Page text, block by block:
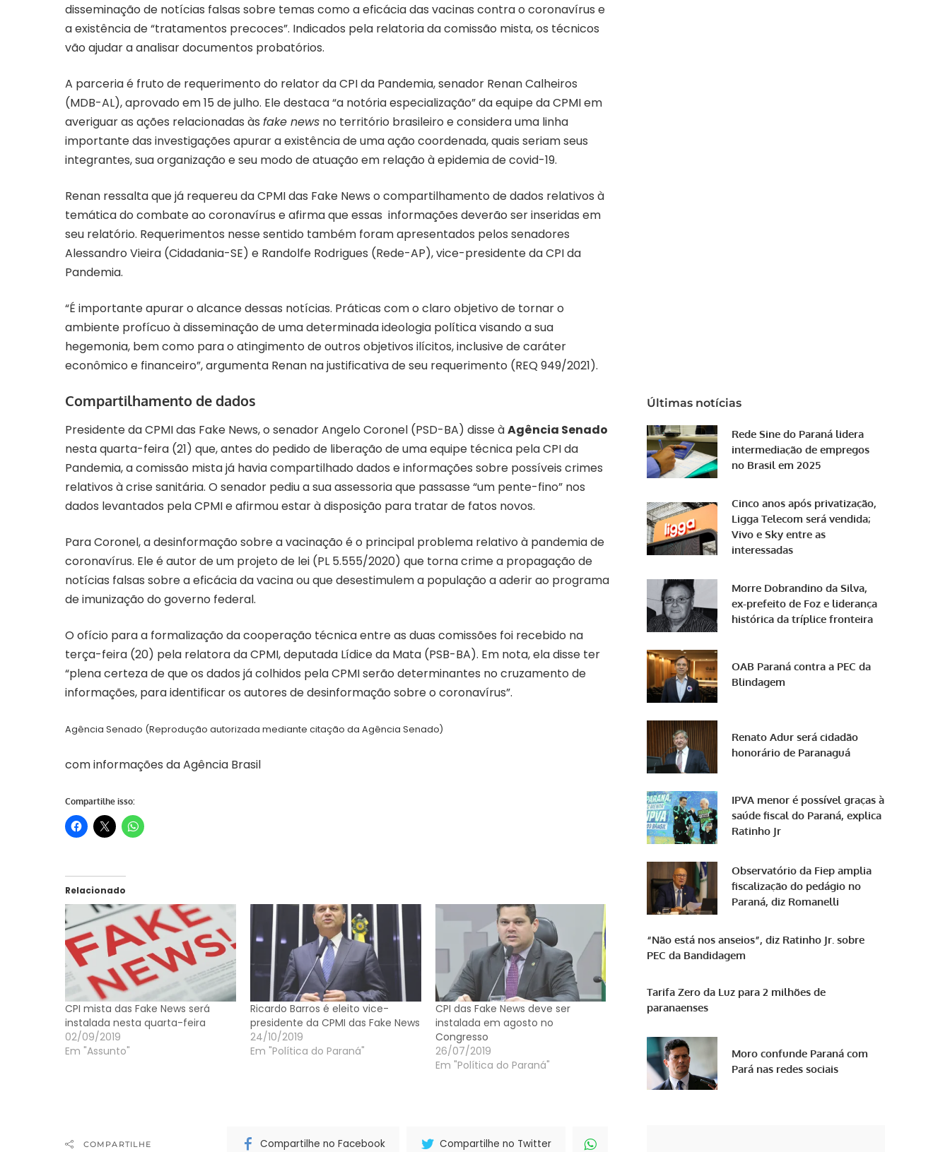
disseminação de notícias falsas sobre temas como a eficácia das vacinas contra o coronavírus e
a existência de “tratamentos precoces”. Indicados pela relatoria da comissão mista, os técnicos
vão ajudar a analisar documentos probatórios.
A parceria é fruto de requerimento do relator da CPI da Pandemia, senador Renan Calheiros
(MDB-AL), aprovado em 15 de julho. Ele destaca “a notória especialização” da equipe da CPMI em
averiguar as ações relacionadas às fake news no território brasileiro e considera uma linha
importante das investigações apurar a existência de uma ação coordenada, quais seriam seus
integrantes, sua organização e seu modo de atuação em relação à epidemia de covid-19.
Renan ressalta que já requereu da CPMI das Fake News o compartilhamento de dados relativos à
temática do combate ao coronavírus e afirma que essas informações deverão ser inseridas em
seu relatório. Requerimentos nesse sentido também foram apresentados pelos senadores
Alessandro Vieira (Cidadania-SE) e Randolfe Rodrigues (Rede-AP), vice-presidente da CPI da
Pandemia.
“É importante apurar o alcance dessas notícias. Práticas com o claro objetivo de tornar o
ambiente profícuo à disseminação de uma determinada ideologia política visando a sua
hegemonia, bem como para o atingimento de outros objetivos ilícitos, inclusive de caráter
econômico e financeiro”, argumenta Renan na justificativa de seu requerimento (REQ 949/2021).
Compartilhamento de dados
Presidente da CPMI das Fake News, o senador Angelo Coronel (PSD-BA) disse àAgência Senado
nesta quarta-feira (21) que, antes do pedido de liberação de uma equipe técnica pela CPI da
Pandemia, a comissão mista já havia compartilhado dados e informações sobre possíveis crimes
relativos à crise sanitária. O senador pediu a sua assessoria que passasse “um pente-fino” nos
dados levantados pela CPMI e afirmou estar à disposição para tratar de fatos novos.
Para Coronel, a desinformação sobre a vacinação é o principal problema relativo à pandemia de
coronavírus. Ele é autor de um projeto de lei (PL 5.555/2020) que torna crime a propagação de
notícias falsas sobre a eficácia da vacina ou que desestimulem a população a aderir ao programa
de imunização do governo federal.
O ofício para a formalização da cooperação técnica entre as duas comissões foi recebido na
terça-feira (20) pela relatora da CPMI, deputada Lídice da Mata (PSB-BA). Em nota, ela disse ter
“plena certeza de que os dados já colhidos pela CPMI serão determinantes no cruzamento de
informações, para identificar os autores de desinformação sobre o coronavírus”.
Agência Senado (Reprodução autorizada mediante citação da Agência Senado)
com informações da Agência Brasil
Compartilhe isso:
Relacionado
CPI mista das Fake News será
instalada nesta quarta-feira
02/09/2019
Em "Assunto"
Ricardo Barros é eleito vice-
presidente da CPMI das Fake News
24/10/2019
Em "Política do Paraná"
CPI das Fake News deve ser
instalada em agosto no
Congresso
26/07/2019
Em "Política do Paraná"
COMPARTILHE Compartilhe no Facebook Compartilhe no Twitter
Últimas notícias
Rede Sine do Paraná lidera
intermediação de empregos
no Brasil em 2025
Cinco anos após privatização,
Ligga Telecom será vendida;
Vivo e Sky entre as
interessadas
Morre Dobrandino da Silva,
ex-prefeito de Foz e liderança
histórica da tríplice fronteira
OAB Paraná contra a PEC da
Blindagem
Renato Adur será cidadão
honorário de Paranaguá
IPVA menor é possível graças à
saúde fiscal do Paraná, explica
Ratinho Jr
Observatório da Fiep amplia
fiscalização do pedágio no
Paraná, diz Romanelli
“Não está nos anseios”, diz Ratinho Jr. sobre
PEC da Bandidagem
Tarifa Zero da Luz para 2 milhões de
paranaenses
Moro confunde Paraná com
Pará nas redes sociais